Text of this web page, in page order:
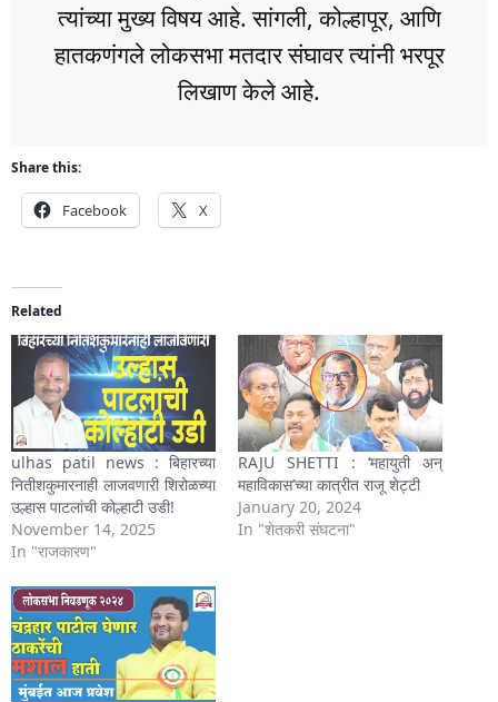
त्यांच्या मुख्य विषय आहे. सांगली, कोल्हापूर, आणि
हातकणंगले लोकसभा मतदार संघावर त्यांनी भरपूर
लिखाण केले आहे.
Share this:
Facebook X
Related
ulhas patil news : बिहारच्या
नितीशकुमारनाही लाजवणारी शिरोळच्या
उल्हास पाटलांची कोल्हाटी उडी!
November 14, 2025
In "राजकारण"
RAJU SHETTI : ‘महायुती अन्
महाविकास’च्या कात्रीत राजू शेट्टी
January 20, 2024
In "शेतकरी संघटना"